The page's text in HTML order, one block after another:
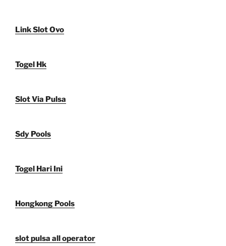
Link Slot Ovo
Togel Hk
Slot Via Pulsa
Sdy Pools
Togel Hari Ini
Hongkong Pools
slot pulsa all operator